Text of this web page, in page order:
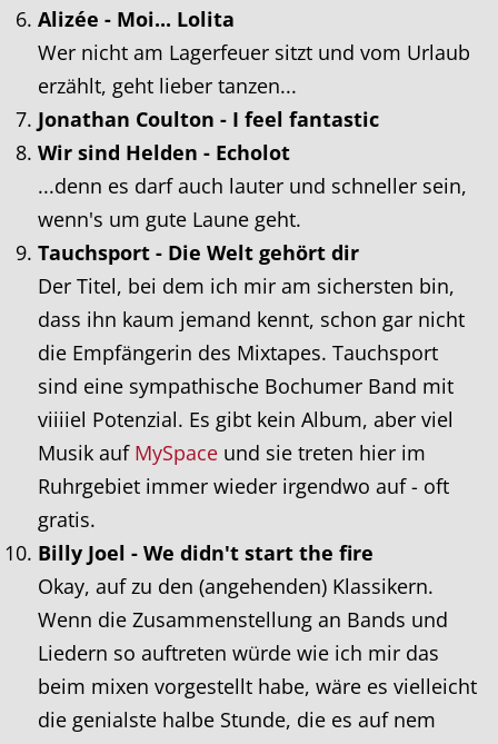
Alizée - Moi... Lolita
Wer nicht am Lagerfeuer sitzt und vom Urlaub
erzählt, geht lieber tanzen...
Jonathan Coulton - I feel fantastic
Wir sind Helden - Echolot
...denn es darf auch lauter und schneller sein,
wenn's um gute Laune geht.
Tauchsport - Die Welt gehört dir
Der Titel, bei dem ich mir am sichersten bin,
dass ihn kaum jemand kennt, schon gar nicht
die Empfängerin des Mixtapes. Tauchsport
sind eine sympathische Bochumer Band mit
viiiiel Potenzial. Es gibt kein Album, aber viel
Musik auf MySpace und sie treten hier im
Ruhrgebiet immer wieder irgendwo auf - oft
gratis.
Billy Joel - We didn't start the fire
Okay, auf zu den (angehenden) Klassikern.
Wenn die Zusammenstellung an Bands und
Liedern so auftreten würde wie ich mir das
beim mixen vorgestellt habe, wäre es vielleicht
die genialste halbe Stunde, die es auf nem